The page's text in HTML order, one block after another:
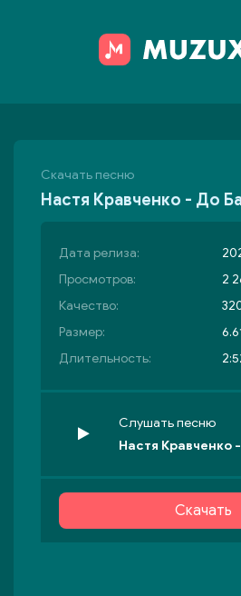
Скачать песню
Настя Кравченко - До
Дата релиза:
Просмотров:
2
Качество:
Размер:
Длительность:
Слушать песню
Настя Кравченко
Скачать